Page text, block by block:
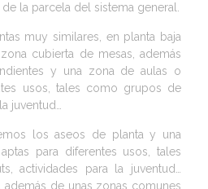
la parcela del sistema general.
muy similares, en planta baja
cubierta de mesas, además
y una zona de aulas o
usos, tales como grupos de
juventud…
los aseos de planta y una
para diferentes usos, tales
actividades para la juventud…
de unas zonas comunes